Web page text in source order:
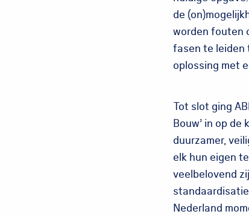
de
worden fouten
fasen te leiden
oplossing met
Tot slot ging
Bouw’ in op
duurzamer,
elk hun eigen
veelbelovend
Nederland